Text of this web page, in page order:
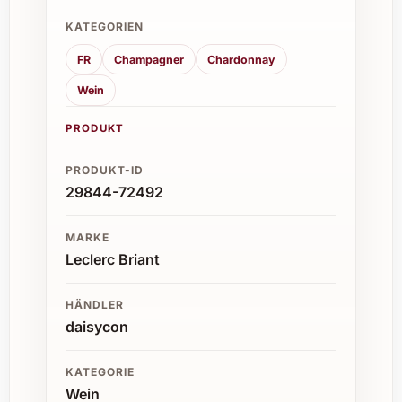
6. Warum ist dieser Champagner ideal für
besondere Anlässe?
Aromatik macht ihn zum perfekten Begleiter
für Feierlichkeiten aller Art.
des Trois Clochers Extra Brut 2018 als
Geschenk?
Ideal für Kenner, Genießer und alle, die
hochwertige, exklusiv produzierte
Geschäftsfreunde ist er sehr beliebt.
KATEGORIEN
FR Champagner Chardonnay
Wein
PRODUKT
PRODUKT-ID
29844-72492
MARKE
Leclerc Briant
HÄNDLER
daisycon
KATEGORIE
Wein